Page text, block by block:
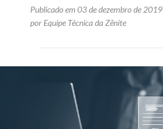
Publicado em 03 de dezembro de 2019
por Equipe Técnica da Zênite